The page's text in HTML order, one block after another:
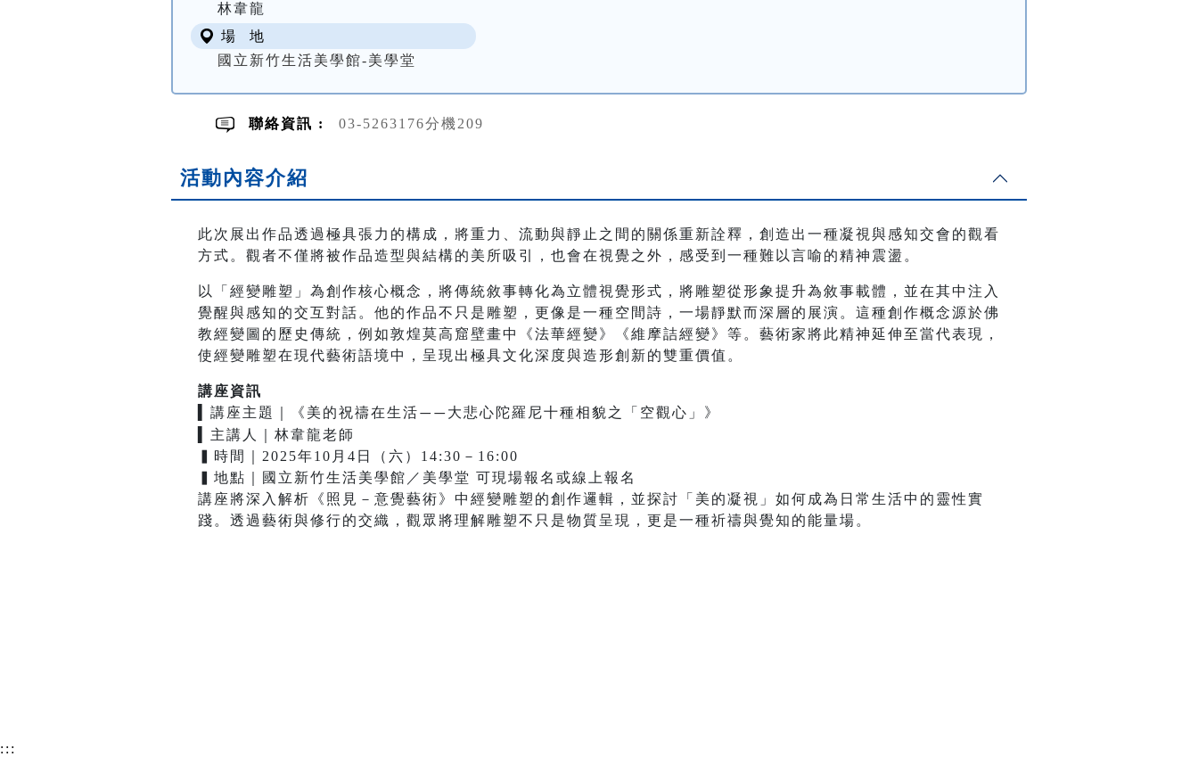
林韋龍
場 地
國立新竹生活美學館-美學堂
聯絡資訊 : 03-5263176分機209
活動內容介紹
此次展出作品透過極具張力的構成，將重力、流動與靜止之間的關係重新詮釋，創造出一種凝視與感知交會的觀看
方式。觀者不僅將被作品造型與結構的美所吸引，也會在視覺之外，感受到一種難以言喻的精神震盪。
以「經變雕塑」為創作核心概念，將傳統敘事轉化為立體視覺形式，將雕塑從形象提升為敘事載體，並在其中注入
覺醒與感知的交互對話。他的作品不只是雕塑，更像是一種空間詩，一場靜默而深層的展演。這種創作概念源於佛
教經變圖的歷史傳統，例如敦煌莫高窟壁畫中《法華經變》《維摩詰經變》等。藝術家將此精神延伸至當代表現，
使經變雕塑在現代藝術語境中，呈現出極具文化深度與造形創新的雙重價值。
講座資訊
講座主題｜ 《美的祝禱在生活——大悲心陀羅尼十種相貌之「空觀心」》
主講人｜林韋龍老師
▍時間｜2025年10月4日（六）14:30－16:00
▍地點｜國立新竹生活美學館／美學堂 可現場報名或線上報名
講座將深入解析《照見－意覺藝術》中經變雕塑的創作邏輯，並探討「美的凝視」如何成為日常生活中的靈性實
踐。透過藝術與修行的交織，觀眾將理解雕塑不只是物質呈現，更是一種祈禱與覺知的能量場。
:::